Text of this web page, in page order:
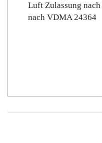
Luft Zulassung
nach VDMA 24364